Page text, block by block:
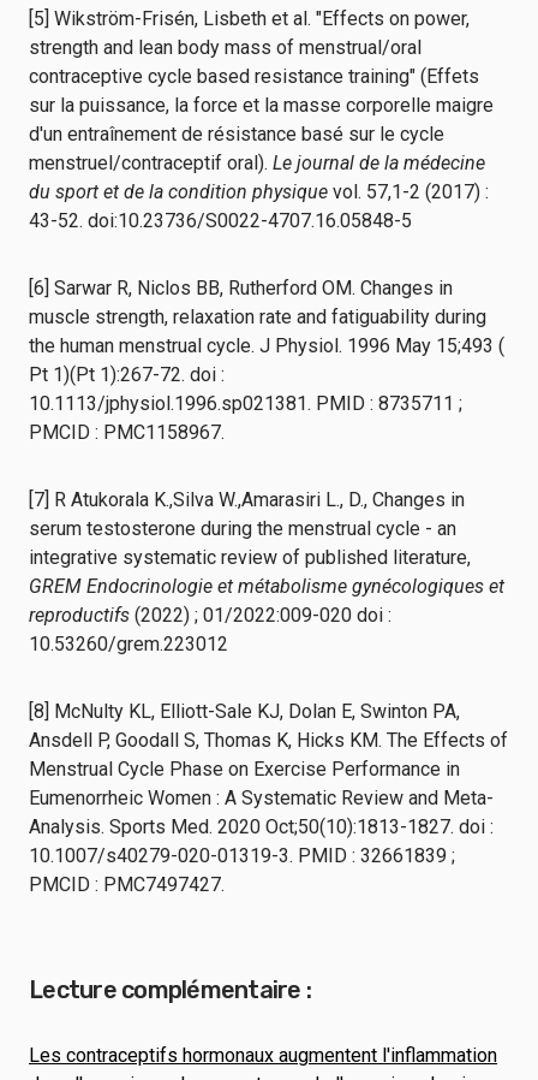
[5] Wikström-Frisén, Lisbeth et al. "Effects on power,
strength and lean body mass of menstrual/oral
contraceptive cycle based resistance training" (Effets
sur la puissance, la force et la masse corporelle maigre
d'un entraînement de résistance basé sur le cycle
menstruel/contraceptif oral). Le journal de la médecine
du sport et de la condition physique vol. 57,1-2 (2017) :
43-52. doi:10.23736/S0022-4707.16.05848-5
[6] Sarwar R, Niclos BB, Rutherford OM. Changes in
muscle strength, relaxation rate and fatiguability during
the human menstrual cycle. J Physiol. 1996 May 15;493 (
Pt 1)(Pt 1):267-72. doi :
10.1113/jphysiol.1996.sp021381. PMID : 8735711 ;
PMCID : PMC1158967.
[7] R Atukorala K.,Silva W.,Amarasiri L., D., Changes in
serum testosterone during the menstrual cycle - an
integrative systematic review of published literature,
GREM Endocrinologie et métabolisme gynécologiques et
reproductifs (2022) ; 01/2022:009-020 doi :
10.53260/grem.223012
[8] McNulty KL, Elliott-Sale KJ, Dolan E, Swinton PA,
Ansdell P, Goodall S, Thomas K, Hicks KM. The Effects of
Menstrual Cycle Phase on Exercise Performance in
Eumenorrheic Women : A Systematic Review and Meta-
Analysis. Sports Med. 2020 Oct;50(10):1813-1827. doi :
10.1007/s40279-020-01319-3. PMID : 32661839 ;
PMCID : PMC7497427.
Lecture complémentaire :
Les contraceptifs hormonaux augmentent l'inflammation